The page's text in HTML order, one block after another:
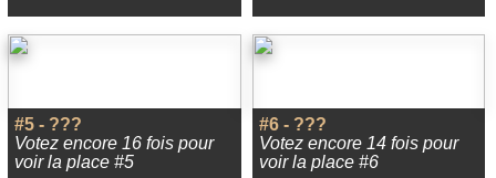
#5 - ???
Votez encore 16 fois pour
voir la place #5
#6 - ???
Votez encore 14 fois pour
voir la place #6